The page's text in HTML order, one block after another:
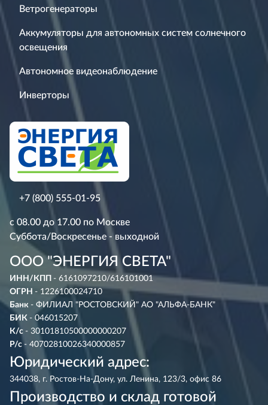
Ветрогенераторы
Аккумуляторы для автономных систем солнечного
освещения
Автономное видеонаблюдение
Инверторы
+7 (800) 555-01-95
с 08.00 до 17.00 по Москве
Суббота/Воскресенье - выходной
ООО "ЭНЕРГИЯ СВЕТА"
ИНН/КПП - 6161097210/616101001
ОГРН - 1226100024710
Банк - ФИЛИАЛ "РОСТОВСКИЙ" АО "АЛЬФА-БАНК"
БИК - 046015207
К/с - 30101810500000000207
Р/с - 40702810026340000857
Юридический адрес:
344038, г. Ростов-На-Дону, ул. Ленина, 123/3, офис 86
Производство и склад готовой